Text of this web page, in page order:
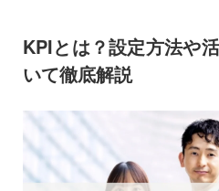
KPIとは？設定方法や
いて徹底解説